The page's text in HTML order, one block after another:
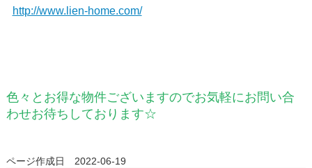
http://www.lien-home.com/
色々とお得な物件ございますのでお気軽にお問い合
わせお待ちしております☆
ページ作成日 2022-06-19